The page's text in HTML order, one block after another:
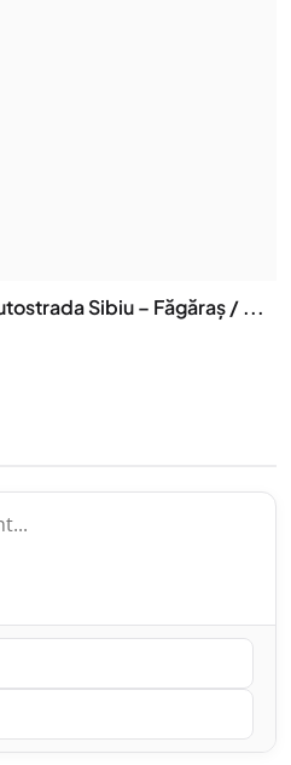
Sibiu – Făgăraș / ...